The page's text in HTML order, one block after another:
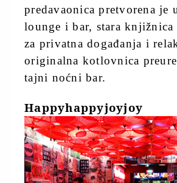
predavaonica pretvorena je
lounge i bar, stara knjižnica
za privatna događanja i
originalna kotlovnica
tajni noćni bar.
Happyhappyjoyjoy